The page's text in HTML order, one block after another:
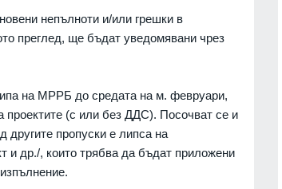
непълноти и/или грешки в
преглед, ще бъдат уведомявани чрез
на МРРБ до средата на м. февруари,
проектите (с или без ДДС). Посочват се и
пропуски е липса на
и др./, които трябва да бъдат приложени
Слаби превалявания в
северозападните райони на
БЪЛГАРИЯ 06.08.2026г.
ще обсъдят годишния план за
социалните услуги за 2027